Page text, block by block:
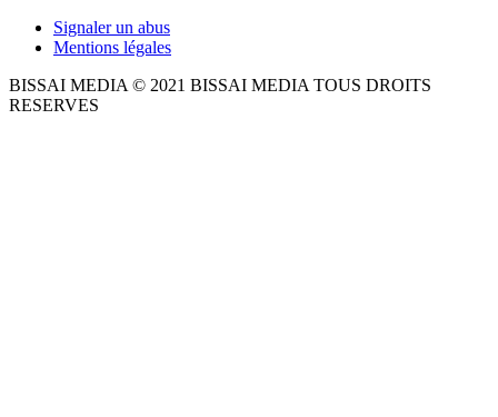
Signaler un abus
Mentions légales
BISSAI MEDIA © 2021 BISSAI MEDIA TOUS DROITS
RESERVES